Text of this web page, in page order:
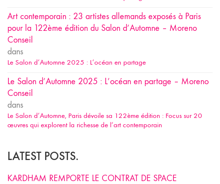
Art contemporain : 23 artistes allemands exposés à Paris
pour la 122ème édition du Salon d’Automne – Moreno
Conseil
dans
Le Salon d’Automne 2025 : L’océan en partage
Le Salon d’Automne 2025 : L’océan en partage – Moreno
Conseil
dans
Le Salon d’Automne, Paris dévoile sa 122ème édition : Focus sur 20
œuvres qui explorent la richesse de l’art contemporain
LATEST POSTS.
KARDHAM REMPORTE LE CONTRAT DE SPACE